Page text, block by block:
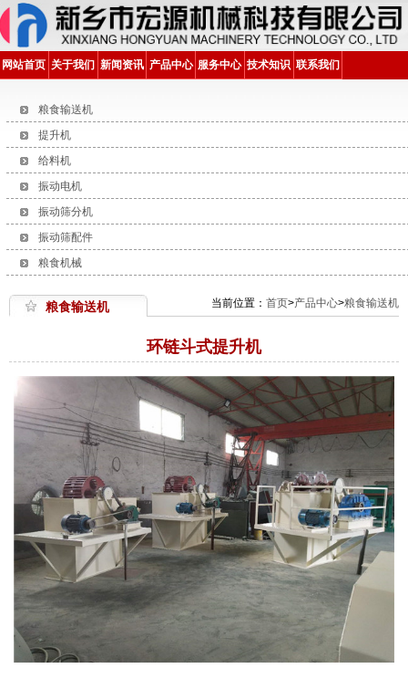
网站首页 关于我们 新闻资讯 产品中心 服务中心 技术知识 联系我们
粮食输送机
提升机
给料机
振动电机
振动筛分机
振动筛配件
粮食机械
粮食输送机 当前位置： 首页>产品中心>粮食输送机
环链斗式提升机